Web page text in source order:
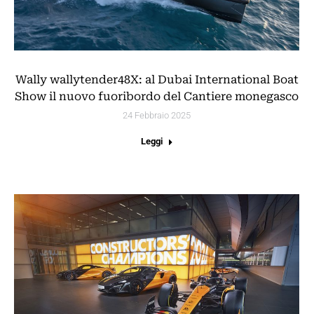
Wally wallytender48X: al Dubai International Boat
Show il nuovo fuoribordo del Cantiere monegasco
24 Febbraio 2025
Leggi